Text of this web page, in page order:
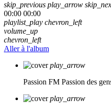
skip_previous play_arrow
00:00 00:00
playlist_play chevron_left
volume_up
chevron_left
Aller à l'album
play_arrow
Passion FM Passion des
play_arrow